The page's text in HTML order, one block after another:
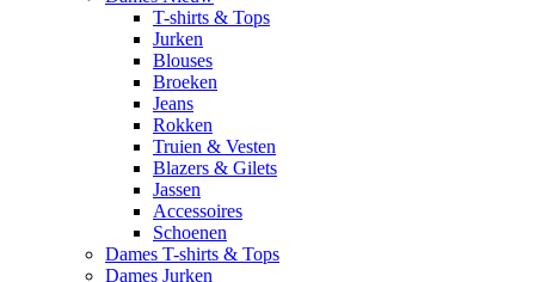
T-shirts & Tops
Jurken
Blouses
Broeken
Jeans
Rokken
Truien & Vesten
Blazers & Gilets
Jassen
Accessoires
Schoenen
Dames T-shirts & Tops
Dames Jurken